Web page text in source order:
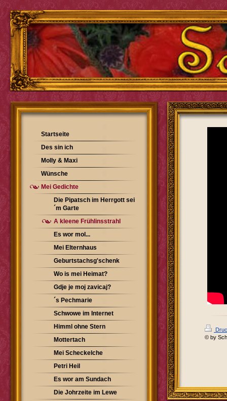
© by
Startseite
Des sin ich
Molly & Maxi
Wünsche
Mei Gedichte
Die Pipatsch im Herrgott sei
´m Garte
A kleene Frühlinsstrahl
Es wor mol...
Mei Elternhaus
Geburtstachsg'schenk
Wo is mei Heimat?
Gdje je moj zavicaj?
´s Pechmarie
Schwowe im Internet
Himml ohne Stern
Mottertach
Mei Scheckelche
Petri Heil
Es wor am Sundach
Die Johrzeite im Lewe